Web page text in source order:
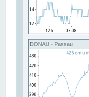
DONAU - Passau